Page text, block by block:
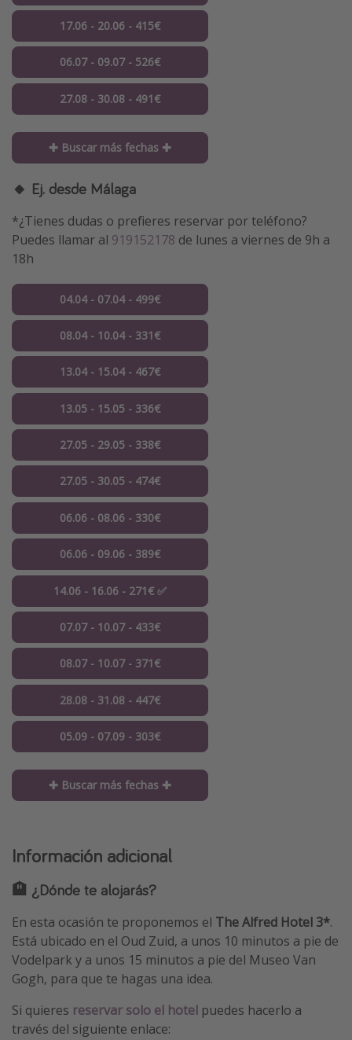
17.06 - 20.06 - 415€
06.07 - 09.07 - 526€
27.08 - 30.08 - 491€
✚ Buscar más fechas ✚
🔸 Ej. desde Málaga
*¿Tienes dudas o prefieres reservar por teléfono?
Puedes llamar al 919152178 de lunes a viernes de 9h a
18h
04.04 - 07.04 - 499€
08.04 - 10.04 - 331€
13.04 - 15.04 - 467€
13.05 - 15.05 - 336€
27.05 - 29.05 - 338€
27.05 - 30.05 - 474€
06.06 - 08.06 - 330€
06.06 - 09.06 - 389€
14.06 - 16.06 - 271€ ✅
07.07 - 10.07 - 433€
08.07 - 10.07 - 371€
28.08 - 31.08 - 447€
05.09 - 07.09 - 303€
✚ Buscar más fechas ✚
Información adicional
🏨 ¿Dónde te alojarás?
En esta ocasión te proponemos el The Alfred Hotel 3*.
Está ubicado en el Oud Zuid, a unos 10 minutos a pie de
Vodelpark y a unos 15 minutos a pie del Museo Van
Gogh, para que te hagas una idea.
Si quieres reservar solo el hotel puedes hacerlo a
través del siguiente enlace: